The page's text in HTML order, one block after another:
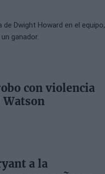
Dwight Howard en el equipo,
ganador.
con violencia
Watson
a la